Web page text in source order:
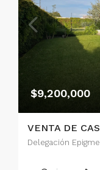
$9,200,000